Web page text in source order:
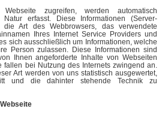
zugreifen, werden automatisch
Natur erfasst. Diese Informationen (Server-
Art des Webbrowsers, das verwendete
Ihres Internet Service Providers und
sich ausschließlich um Informationen, welche
Person zulassen. Diese Informationen sind
Ihnen angeforderte Inhalte von Webseiten
fallen bei Nutzung des Internets zwingend an.
Art werden von uns statistisch ausgewertet,
und die dahinter stehende Technik zu